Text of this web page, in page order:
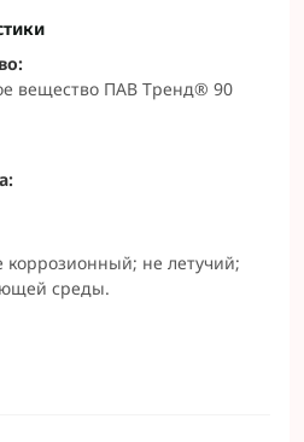
вещество ПАВ Тренд® 90
коррозионный; не летучий;
среды.